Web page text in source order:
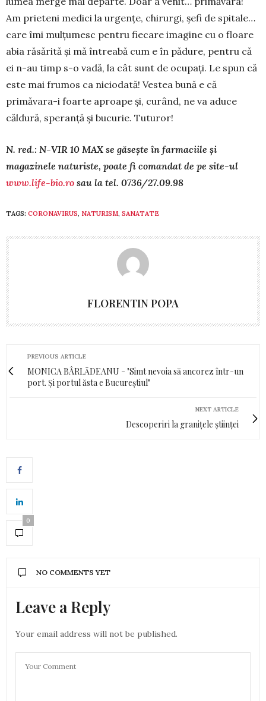
Am prieteni medici la urgențe, chirurgi, șefi de spitale…
care îmi mulțumesc pen­tru fiecare imagine cu o floare
abia răsărită și mă întreabă cum e în pădure, pentru că
ei n-au timp s-o vadă, la cât sunt de ocupați. Le spun că
este mai frumos ca niciodată! Vestea bună e că
primăvara-i foarte aproape și, curând, ne va aduce
căldură, spe­ranță și bucurie. Tuturor!
N. red.: N-VIR 10 MAX se găsește în farma­ciile și
magazinele naturiste, poate fi comandat de pe site-ul
www.life-bio.ro sau la tel. 0736/27.09.98
TAGS: CORONAVIRUS, NATURISM, SANATATE
FLORENTIN POPA
PREVIOUS ARTICLE
MONICA BÂRLĂDEANU - "Simt nevoia să ancorez într-un
port. Și portul ăsta e Bucureștiul"
NEXT ARTICLE
Descoperiri la granițele științei
0
NO COMMENTS YET
Leave a Reply
Your email address will not be published.